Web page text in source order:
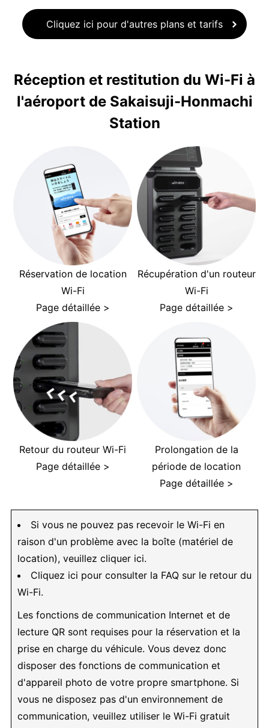
Cliquez ici pour d'autres plans et tarifs
Réception et restitution du Wi-Fi à
l'aéroport de Sakaisuji-Honmachi
Station
Réservation de location
Wi-Fi
Page détaillée >
Récupération d'un routeur
Wi-Fi
Page détaillée >
Retour du routeur Wi-Fi
Page détaillée >
Prolongation de la
période de location
Page détaillée >
Si vous ne pouvez pas recevoir le Wi-Fi en
raison d'un problème avec la boîte (matériel de
location), veuillez cliquer ici.
Cliquez ici pour consulter la FAQ sur le retour du
Wi-Fi.
Les fonctions de communication Internet et de
lecture QR sont requises pour la réservation et la
prise en charge du véhicule. Vous devez donc
disposer des fonctions de communication et
d'appareil photo de votre propre smartphone. Si
vous ne disposez pas d'un environnement de
communication, veuillez utiliser le Wi-Fi gratuit